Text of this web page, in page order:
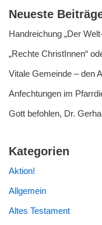
Neueste
Handreichung „Der
„Rechte ChristInnen“
Vitale Gemeinde – den
Anfechtungen im
Gott befohlen, Dr.
Kategorien
Aktion!
Allgemein
Altes Testament